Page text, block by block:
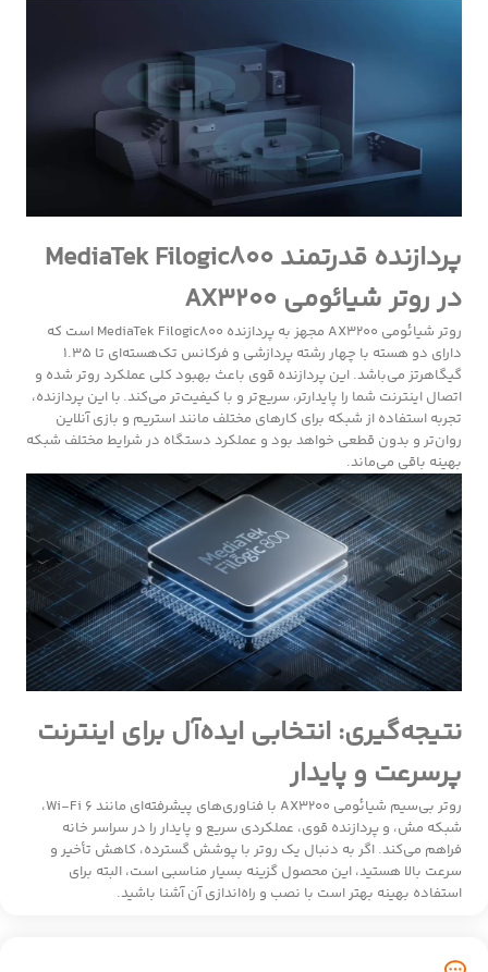
پردازنده قدرتمند MediaTek Filogic800
در روتر شیائومی AX3200
روتر شیائومی AX3200 مجهز به پردازنده MediaTek Filogic800 است که
دارای دو هسته با چهار رشته پردازشی و فرکانس تک‌هسته‌ای تا ۱.۳۵
گیگاهرتز می‌باشد. این پردازنده قوی باعث بهبود کلی عملکرد روتر شده و
اتصال اینترنت شما را پایدارتر، سریع‌تر و با کیفیت‌تر می‌کند. با این پردازنده،
تجربه استفاده از شبکه برای کارهای مختلف مانند استریم و بازی آنلاین
روان‌تر و بدون قطعی خواهد بود و عملکرد دستگاه در شرایط مختلف شبکه
بهینه باقی می‌ماند.
نتیجه‌گیری: انتخابی ایده‌آل برای اینترنت
پرسرعت و پایدار
روتر بی‌سیم شیائومی AX3200 با فناوری‌های پیشرفته‌ای مانند Wi-Fi 6،
شبکه مش، و پردازنده قوی، عملکردی سریع و پایدار را در سراسر خانه
فراهم می‌کند. اگر به دنبال یک روتر با پوشش گسترده، کاهش تأخیر و
سرعت بالا هستید، این محصول گزینه بسیار مناسبی است، البته برای
استفاده بهینه بهتر است با نصب و راه‌اندازی آن آشنا باشید.